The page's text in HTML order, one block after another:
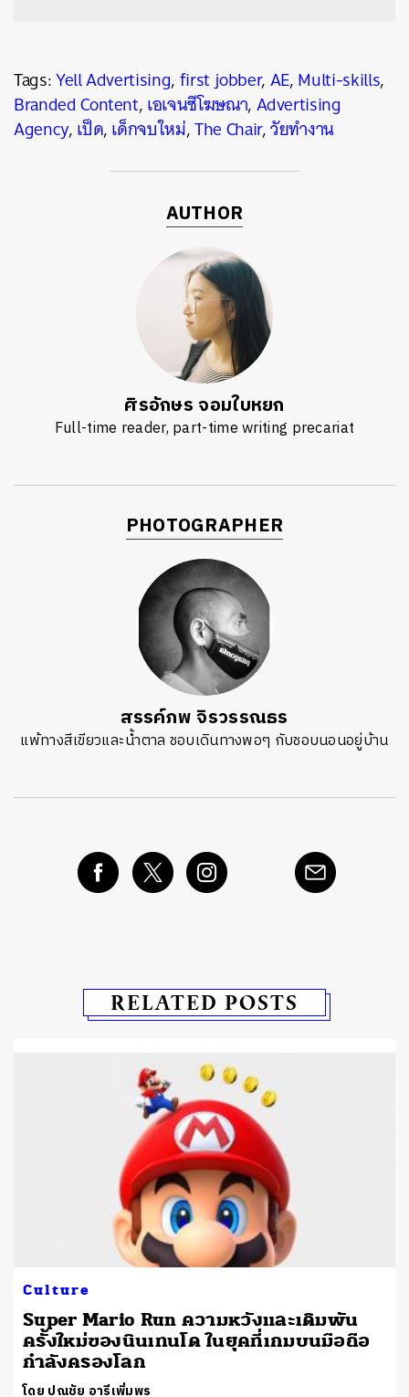
Tags:Yell Advertising,first jobber,AE,Multi-skills,
Branded Content,เอเจนซีโฆษณา,Advertising
Agency,เป็ด,เด็กจบใหม่,The Chair,วัยทำงาน
AUTHOR
ศิรอักษร จอมใบหยก
Full-time reader, part-time writing precariat
PHOTOGRAPHER
สรรค์ภพ จิรวรรณธร
แพ้ทางสีเขียวและน้ำตาล​ ชอบเดินทางพอๆ กับชอบนอนอยู่บ้าน
RELATED POSTS
Culture
Super Mario Run ความหวังและเดิมพัน
ครั้งใหม่ของนินเทนโด ในยุคที่เกมบนมือถือ
กำลังครองโลก
โดย ปณชัย อารีเพิ่มพร